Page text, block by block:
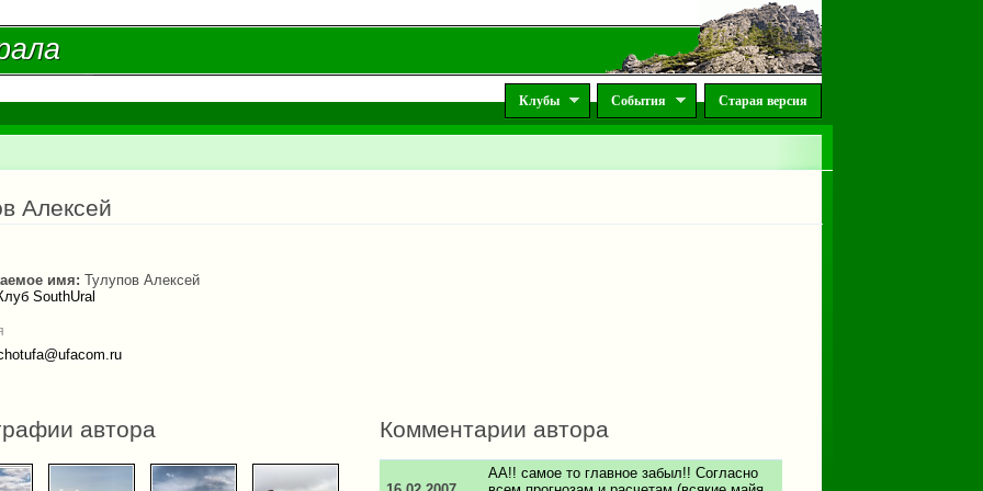
Клубы События Старая версия
Алексей
имя: Тулупов Алексей
SouthUral
автора Комментарии автора
АА!! самое то главное забыл!! Согласно